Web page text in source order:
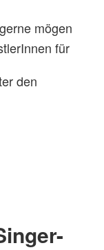
mögen
für
den